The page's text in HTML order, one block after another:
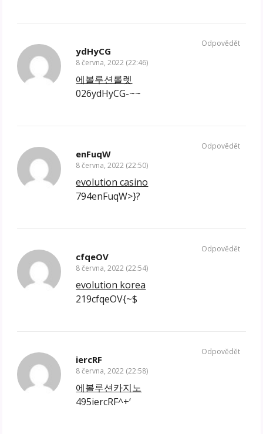
ydHyCG
8 června, 2022 (22:46)
에볼루션롤렛
026ydHyCG-~~
Odpovědět
enFuqW
8 června, 2022 (22:50)
evolution casino
794enFuqW>}?
Odpovědět
cfqeOV
8 června, 2022 (22:54)
evolution korea
219cfqeOV{~$
Odpovědět
iercRF
8 června, 2022 (22:58)
에볼루션카지노
495iercRF^+‘
Odpovědět